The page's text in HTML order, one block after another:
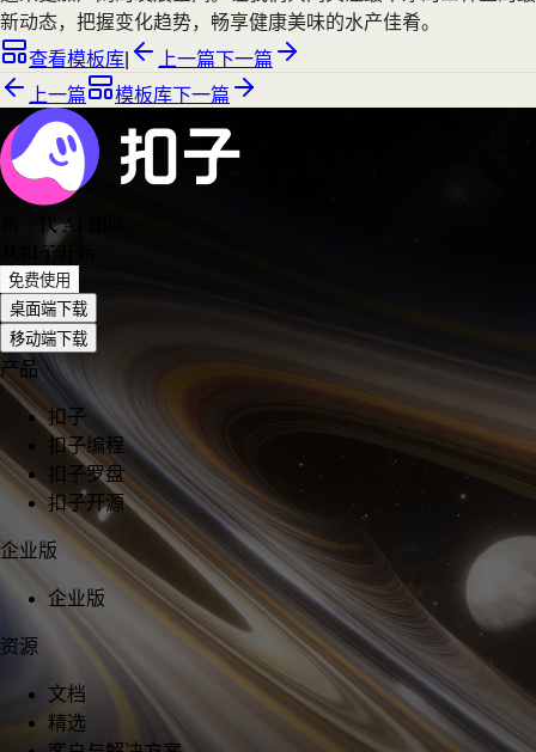
新动态，把握变化趋势，畅享健康美味的水产佳肴。
查看模板库
上一篇下一篇
上一篇
模板库下一篇
新一代 AI 团队
从扣子开始
免费使用
桌面端下载
移动端下载
产品
扣子
扣子编程
扣子罗盘
扣子开源
企业版
企业版
资源
文档
精选